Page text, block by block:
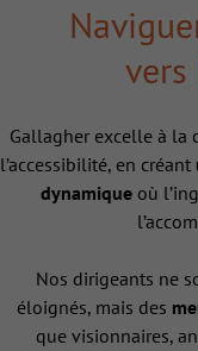
vers
Gallagher excelle à la
l’accessibilité, en créant
dynamique où
Nos dirigeants ne
éloignés, mais des
que visionnaires,